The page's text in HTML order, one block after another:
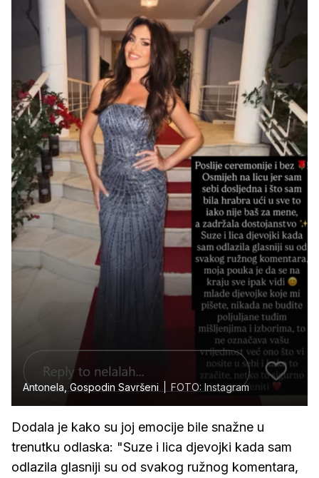
Antonela, Gospodin Savršeni FOTO: Instagram
Dodala je kako su joj emocije bile snažne u
trenutku odlaska: "Suze i lica djevojki kada sam
odlazila glasniji su od svakog ružnog komentara,